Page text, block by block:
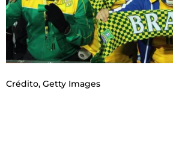
Crédito, Getty Images